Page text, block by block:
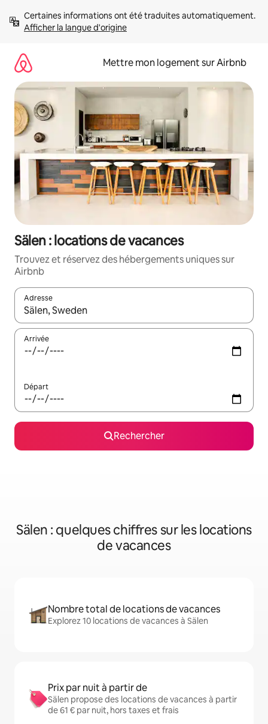
directement
Afficher la langue d'origine
Mettre mon logement sur Airbnb
Sälen : locations de vacances
Trouvez et réservez des hébergements uniques sur
Airbnb
Adresse
Lorsque les résultats s'affichent, utilisez les flèches vers le
Arrivée
Départ
Rechercher
Sälen : quelques chiffres sur les locations
de vacances
Nombre total de locations de vacances
Explorez 10 locations de vacances à Sälen
Prix par nuit à partir de
Sälen propose des locations de vacances à partir
de 61 € par nuit, hors taxes et frais